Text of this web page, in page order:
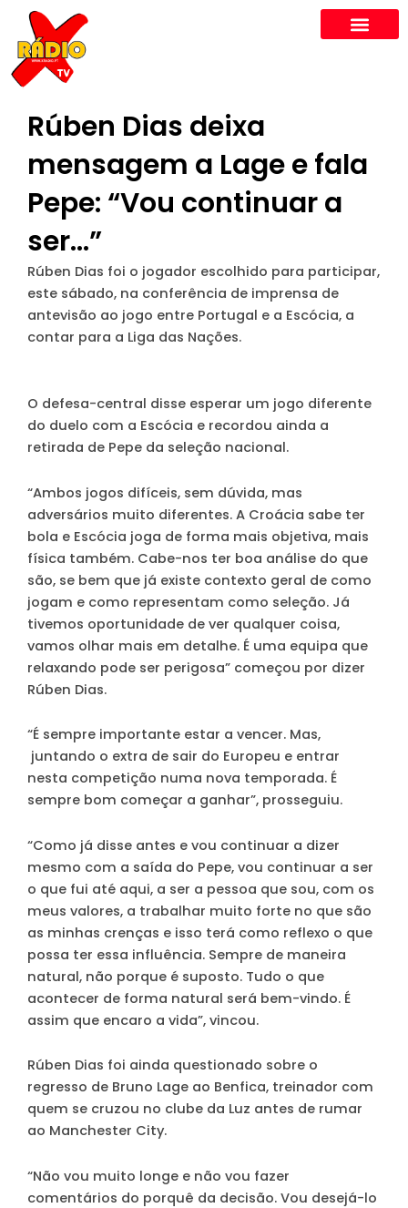
content
Rúben Dias deixa
mensagem a Lage e fala
Pepe: “Vou continuar a
ser…”
Rúben Dias foi o jogador escolhido para participar,
este sábado, na conferência de imprensa de
antevisão ao jogo entre Portugal e a Escócia, a
contar para a Liga das Nações.
O defesa-central disse esperar um jogo diferente
do duelo com a Escócia e recordou ainda a
retirada de Pepe da seleção nacional.
“Ambos jogos difíceis, sem dúvida, mas
adversários muito diferentes. A Croácia sabe ter
bola e Escócia joga de forma mais objetiva, mais
física também. Cabe-nos ter boa análise do que
são, se bem que já existe contexto geral de como
jogam e como representam como seleção. Já
tivemos oportunidade de ver qualquer coisa,
vamos olhar mais em detalhe. É uma equipa que
relaxando pode ser perigosa” começou por dizer
Rúben Dias.
“É sempre importante estar a vencer. Mas,
juntando o extra de sair do Europeu e entrar
nesta competição numa nova temporada. É
sempre bom começar a ganhar”, prosseguiu.
“Como já disse antes e vou continuar a dizer
mesmo com a saída do Pepe, vou continuar a ser
o que fui até aqui, a ser a pessoa que sou, com os
meus valores, a trabalhar muito forte no que são
as minhas crenças e isso terá como reflexo o que
possa ter essa influência. Sempre de maneira
natural, não porque é suposto. Tudo o que
acontecer de forma natural será bem-vindo. É
assim que encaro a vida”, vincou.
Rúben Dias foi ainda questionado sobre o
regresso de Bruno Lage ao Benfica, treinador com
quem se cruzou no clube da Luz antes de rumar
ao Manchester City.
“Não vou muito longe e não vou fazer
comentários do porquê da decisão. Vou desejá-lo